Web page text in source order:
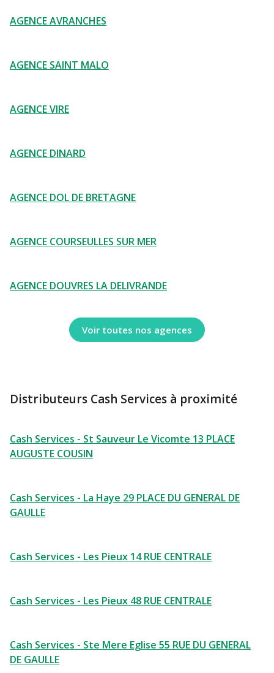
AGENCE AVRANCHES
AGENCE SAINT MALO
AGENCE VIRE
AGENCE DINARD
AGENCE DOL DE BRETAGNE
AGENCE COURSEULLES SUR MER
AGENCE DOUVRES LA DELIVRANDE
Voir toutes nos agences
Distributeurs Cash Services à proximité
Cash Services - St Sauveur Le Vicomte 13 PLACE
AUGUSTE COUSIN
Cash Services - La Haye 29 PLACE DU GENERAL DE
GAULLE
Cash Services - Les Pieux 14 RUE CENTRALE
Cash Services - Les Pieux 48 RUE CENTRALE
Cash Services - Ste Mere Eglise 55 RUE DU GENERAL
DE GAULLE